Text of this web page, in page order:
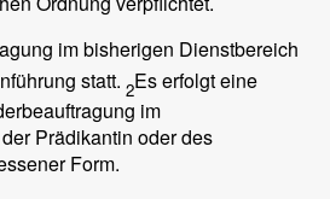
im bisherigen Dienstbereich
statt. 2Es erfolgt eine
im
Prädikantin oder des
Form.